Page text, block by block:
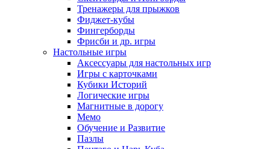
Тренажеры для прыжков
Фиджет-кубы
Фингерборды
Фрисби и др. игры
Настольные игры
Аксессуары для настольных игр
Игры с карточками
Кубики Историй
Логические игры
Магнитные в дорогу
Мемо
Обучение и Развитие
Пазлы